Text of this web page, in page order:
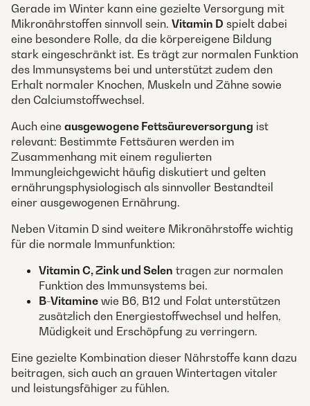
Gerade im Winter kann eine gezielte Versorgung mit
Mikronährstoffen sinnvoll sein. Vitamin D spielt dabei
eine besondere Rolle, da die körpereigene Bildung
stark eingeschränkt ist. Es trägt zur normalen Funktion
des Immunsystems bei und unterstützt zudem den
Erhalt normaler Knochen, Muskeln und Zähne sowie
den Calciumstoffwechsel.
Auch eine ausgewogene Fettsäureversorgung ist
relevant: Bestimmte Fettsäuren werden im
Zusammenhang mit einem regulierten
Immungleichgewicht häufig diskutiert und gelten
ernährungsphysiologisch als sinnvoller Bestandteil
einer ausgewogenen Ernährung.
Neben Vitamin D sind weitere Mikronährstoffe wichtig
für die normale Immunfunktion:
Vitamin C, Zink und Selen tragen zur normalen
Funktion des Immunsystems bei.
B-Vitamine wie B6, B12 und Folat unterstützen
zusätzlich den Energiestoffwechsel und helfen,
Müdigkeit und Erschöpfung zu verringern.
Eine gezielte Kombination dieser Nährstoffe kann dazu
beitragen, sich auch an grauen Wintertagen vitaler
und leistungsfähiger zu fühlen.